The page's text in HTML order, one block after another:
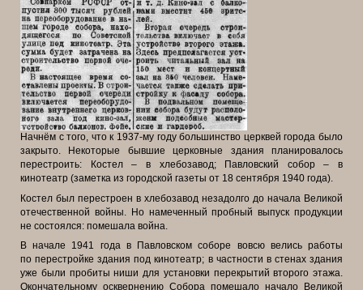
Начнём с того, что к 1937-му году большинство церквей города было
закрыто. Некоторые бывшие церковные здания планировалось
перестроить: Костел – в хлебозавод; Павловский собор – в
кинотеатр (заметка из городской газеты от 18 сентября 1940 года).
Костел был перестроен в хлебозавод незадолго до начала Великой
отечественной войны. Но намеченный пробный выпуск продукции
не состоялся: помешала война.
В начале 1941 года в Павловском соборе вовсю велись работы
поперестройке здания под кинотеатр; в частности в стенах здания
уже были пробиты ниши для установки перекрытий второго этажа.
Окончательному осквернению Собора помешало начало Великой